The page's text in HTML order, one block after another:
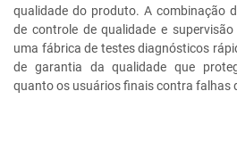
qualidade do produto. A combinação
de controle de qualidade e
uma fábrica de testes diagnósticos
de garantia da qualidade que
quanto os usuários finais contra falhas